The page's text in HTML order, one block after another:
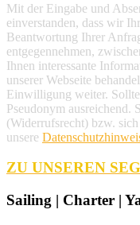
Mit der Eingabe und
einverstanden, dass wir
Beantwortung Ihrer
entgegennehmen,
Ihnen interessante
unserer Webseite
Einwilligung weiter.
Pseudonym ausreichend.
(Widerrufsrecht) bzw.
unsere
ZU UNSEREN
Sailing | Charter |